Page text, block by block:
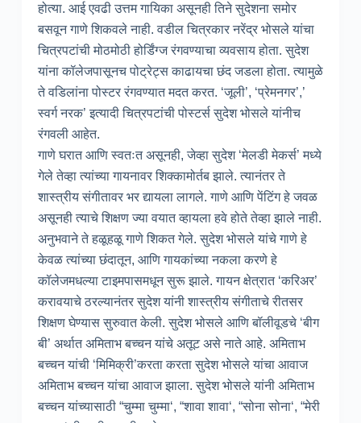
होत्या. आई एवढी उत्तम गायिका असूनही तिने सुदेशना समोर
बसवून गाणे शिकवले नाही. वडील चित्रकार नरेंद्र भोसले यांचा
चित्रपटांची मोठमोठी होर्डिंग्ज रंगवण्याचा व्यवसाय होता. सुदेश
यांना कॉलेजपासूनच पोट्रेट्स काढायचा छंद जडला होता. त्यामुळे
ते वडिलांना पोस्टर रंगवण्यात मदत करत. ‘जूली’, ‘प्रेमनगर’,’
स्वर्ग नरक’ इत्यादी चित्रपटांची पोस्टर्स सुदेश भोसले यांनीच
रंगवली आहेत.
गाणे घरात आणि स्वतःत असूनही, जेव्हा सुदेश ‘मेलडी मेकर्स’ मध्ये
गेले तेव्हा त्यांच्या गायनावर शिक्कामोर्तब झाले. त्यानंतर ते
शास्त्रीय संगीतावर भर द्यायला लागले. गाणे आणि पेंटिंग हे जवळ
असूनही त्याचे शिक्षण ज्या वयात व्हायला हवे होते तेव्हा झाले नाही.
अनुभवाने ते हळूहळू गाणे शिकत गेले. सुदेश भोसले यांचे गाणे हे
केवळ त्यांच्या छंदातून, आणि गायकांच्या नकला करणे हे
कॉलेजमधल्या टाइमपासमधून सुरू झाले. गायन क्षेत्रात ‘करिअर’
करावयाचे ठरल्यानंतर सुदेश यांनी शास्त्रीय संगीताचे रीतसर
शिक्षण घेण्यास सुरुवात केली. सुदेश भोसले आणि बॉलीवूडचे ‘बीग
बी’ अर्थात अमिताभ बच्चन यांचे अतूट असे नाते आहे. अमिताभ
बच्चन यांची ‘मिमिक्री’करता करता सुदेश भोसले यांचा आवाज
अमिताभ बच्चन यांचा आवाज झाला. सुदेश भोसले यांनी अमिताभ
बच्चन यांच्यासाठी “चुम्मा चुम्मा‘, “शावा शावा‘, “सोना सोना‘, “मेरी